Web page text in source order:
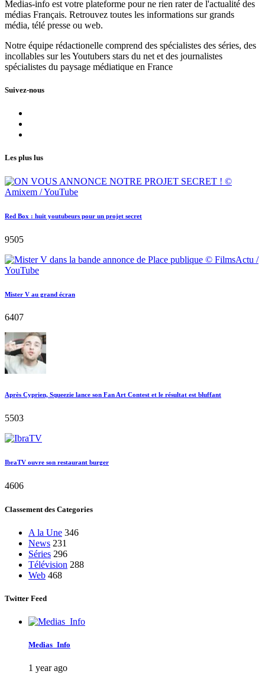
Medias-info est votre plateforme pour ne rien rater de l'actualité des
médias Français. Retrouvez toutes les informations sur grands
média, télé presse ou web.
Notre équipe rédactionelle comprend des spécialistes des séries, des
incollables sur les Youtubers stars du net et des journalistes
spécialistes du paysage médiatique en France
Suivez-nous
Les plus lus
Red Box : huit youtubeurs pour un projet secret
9505
Mister V au grand écran
6407
Après Cyprien, Squeezie lance son Fan Art Contest et le résultat est bluffant
5503
IbraTV ouvre son restaurant burger
4606
Classement des Categories
A la Une 346
News 231
Séries 296
Télévision 288
Web 468
Twitter Feed
Medias_Info
1 year ago